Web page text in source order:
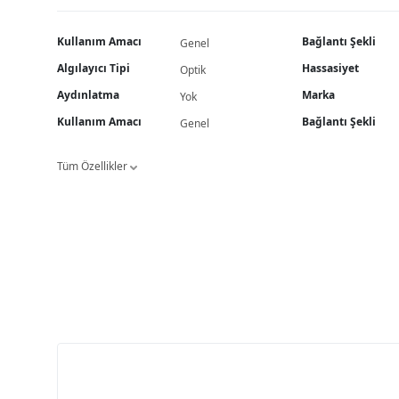
Kullanım Amacı Genel
Bağlantı Şekli
Algılayıcı Tipi
Optik
Hassasiyet
Aydınlatma
Yok
Marka
Kullanım Amacı
Genel Bağlantı Şekli
Tüm Özellikler